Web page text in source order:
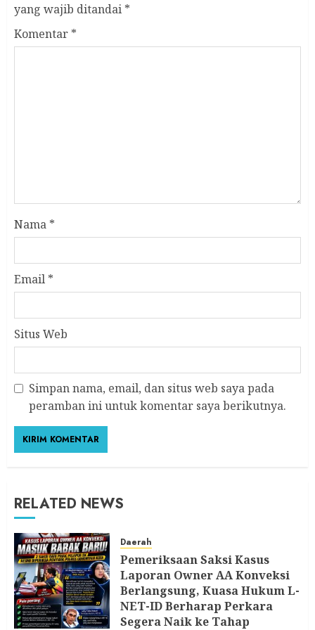
yang wajib ditandai *
Komentar *
Nama *
Email *
Situs Web
Simpan nama, email, dan situs web saya pada
peramban ini untuk komentar saya berikutnya.
RELATED NEWS
Daerah
Pemeriksaan Saksi Kasus
Laporan Owner AA Konveksi
Berlangsung, Kuasa Hukum L-
NET-ID Berharap Perkara
Segera Naik ke Tahap